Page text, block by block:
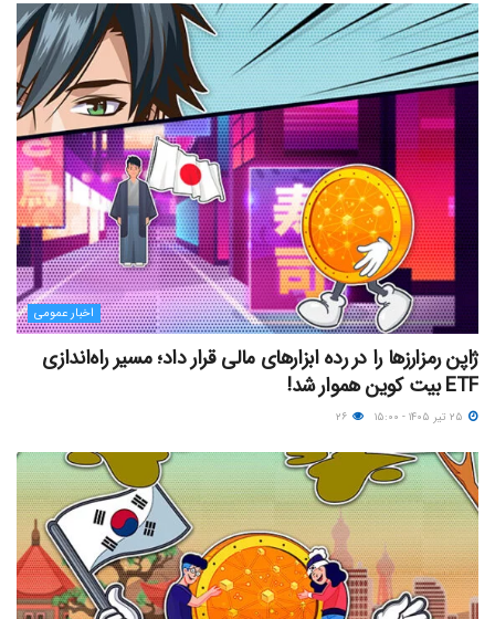
اخبار عمومی
ژاپن رمزارزها را در رده ابزارهای مالی قرار داد؛ مسیر راه‌اندازی
ETF بیت کوین هموار شد!